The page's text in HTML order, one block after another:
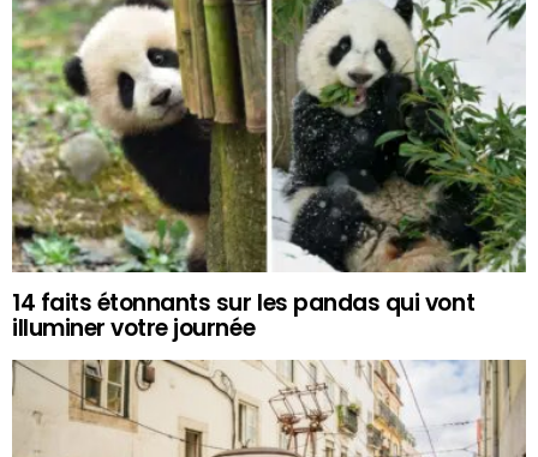
14 faits étonnants sur les pandas qui vont
illuminer votre journée